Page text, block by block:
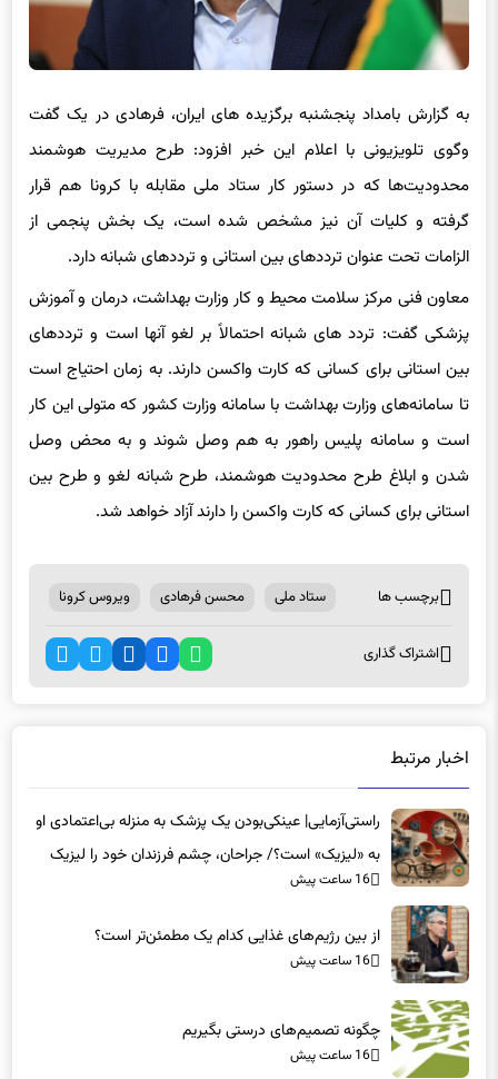
به گزارش بامداد پنجشنبه برگزیده های ایران، فرهادی در یک گفت
وگوی تلویزیونی با اعلام این خبر افزود: طرح مدیریت هوشمند
محدودیت‌ها که در دستور کار ستاد ملی مقابله با کرونا هم قرار
گرفته و کلیات آن نیز مشخص شده است، یک بخش پنجمی از
الزامات تحت عنوان ترددهای بین استانی و ترددهای شبانه دارد.
معاون فنی مرکز سلامت محیط و کار وزارت بهداشت، درمان و آموزش
پزشکی گفت: تردد های شبانه احتمالاً بر لغو آنها است و ترددهای
بین استانی برای کسانی که کارت واکسن دارند. به زمان احتیاج است
تا سامانه‌های وزارت بهداشت با سامانه وزارت کشور که متولی این کار
است و سامانه پلیس راهور به هم وصل شوند و به محض وصل
شدن و ابلاغ طرح محدودیت هوشمند، طرح شبانه لغو و طرح بین
استانی برای کسانی که کارت واکسن را دارند آزاد خواهد شد.
برچسب ها ستاد ملی محسن فرهادی ویروس کرونا
اشتراک گذاری
اخبار مرتبط
راستی‌آزمایی| عینکی‌بودن یک پزشک به منزله بی‌اعتمادی او
به «لیزیک» است؟/ جراحان، چشم فرزندان خود را لیزیک
می‌کنند؟
16 ساعت پیش
از بین رژیم‌های غذایی کدام یک مطمئن‌تر است؟‌
16 ساعت پیش
چگونه تصمیم‌های درستی بگیریم
16 ساعت پیش